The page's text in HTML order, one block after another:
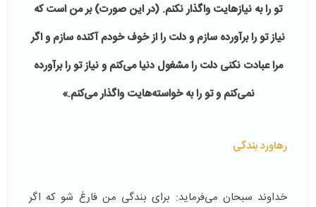
تو را به نیازهایت واگذار نکنم. (در این صورت) بر من است که
نیاز تو را برآورده سازم و دلت را از خوف خودم آکنده سازم و اگر
مرا عبادت نکنی دلت را مشغول دنیا می‌کنم و نیاز تو را برآورده
نمی‌کنم و تو را به خواسته‌هایت واگذار می‌کنم.»
رهاورد بندگی
خداوند سبحان می‌فرماید: برای بندگی من فارغ شو که اگر